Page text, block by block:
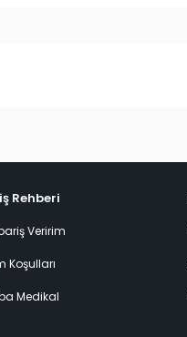
Rehberi
Veririm
Koşulları
Medikal